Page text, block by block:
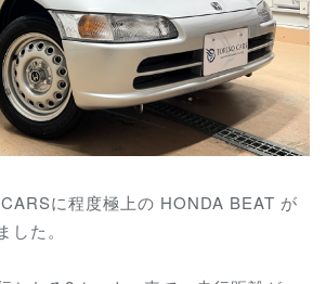
に程度極上の HONDA BEAT が
した。